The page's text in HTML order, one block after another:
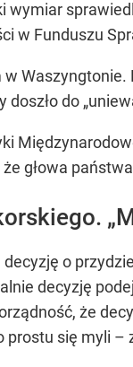
wymiar
w Funduszu
doszło do
głowa
o
decyzję
że
się myli –